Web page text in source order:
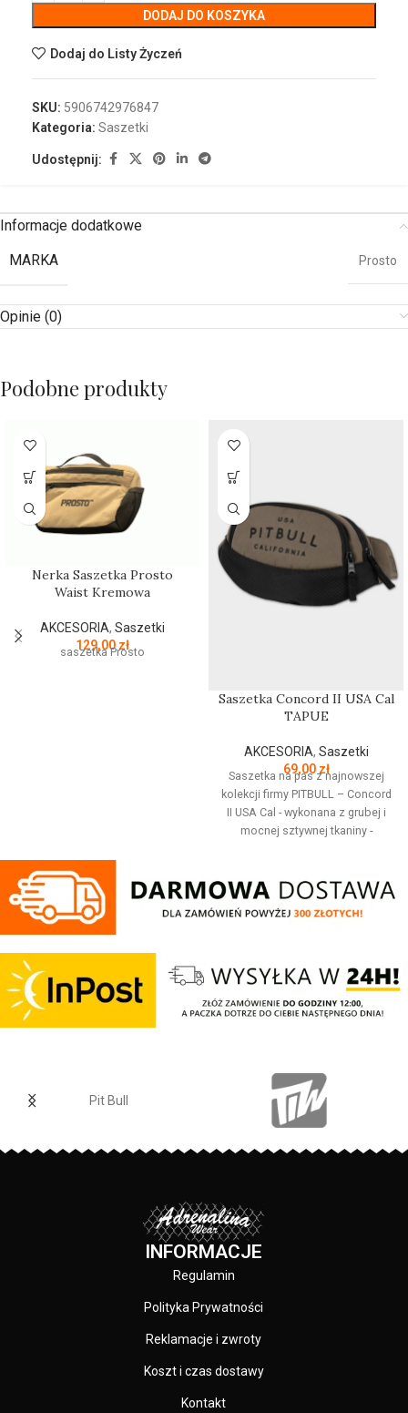
DODAJ DO KOSZYKA
Dodaj do Listy Życzeń
SKU: 5906742976847
Kategoria: Saszetki
Udostępnij:
Informacje dodatkowe
MARKA
Prosto
Opinie (0)
Podobne produkty
Nerka Saszetka Prosto
Waist Kremowa
AKCESORIA, Saszetki
129,00 zł
saszetka Prosto
Saszetka Concord II USA Cal
TAPUE
AKCESORIA, Saszetki
69,00 zł
Saszetka na pas z najnowszej
kolekcji firmy PITBULL – Concord
II USA Cal - wykonana z grubej i
mocnej sztywnej tkaniny -
zamykane na zamki YKK z
metalowymi suwakami -
regulowany szeroki pas zapinany
saszetki - wymiary: 25cm x 5cm x
12,5cm - skład: 100% poliester
450D z powłoką hydrofobową
Pit Bull
INFORMACJE
Regulamin
Polityka Prywatności
Reklamacje i zwroty
Koszt i czas dostawy
Kontakt